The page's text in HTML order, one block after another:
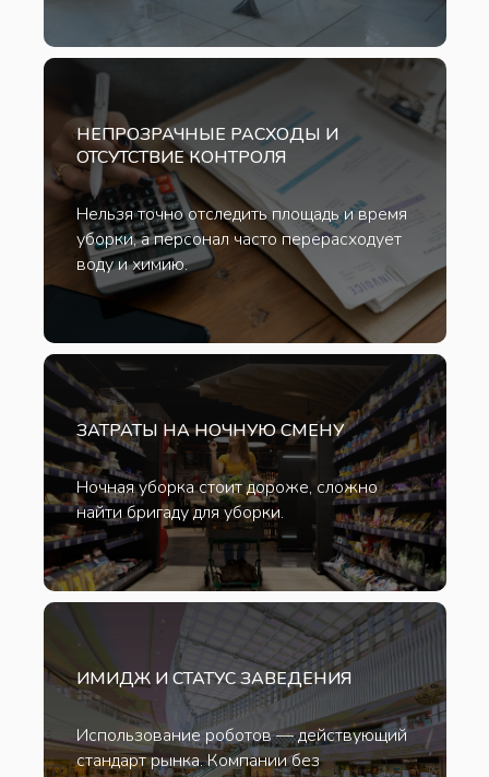
НЕПРОЗРАЧНЫЕ РАСХОДЫ И
ОТСУТСТВИЕ КОНТРОЛЯ
Нельзя точно отследить площадь и время
уборки, а персонал часто перерасходует
воду и химию.
ЗАТРАТЫ НА НОЧНУЮ СМЕНУ
Ночная уборка стоит дороже, сложно
найти бригаду для уборки.
ИМИДЖ И СТАТУС ЗАВЕДЕНИЯ
Использование роботов — действующий
стандарт рынка. Компании без